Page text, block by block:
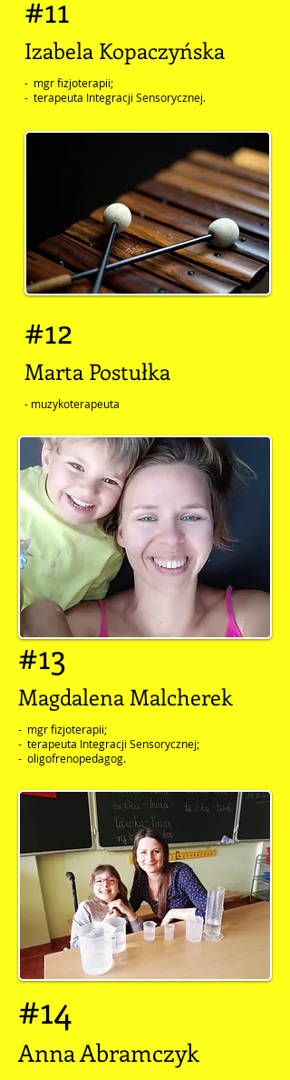
#11
Izabela Kopaczyńska
- mgr fizjoterapii;
- terapeuta Integracji Sensorycznej.
#12
Marta Postułka
- muzykoterapeuta
#13
Magdalena Malcherek
- mgr fizjoterapii;
- terapeuta Integracji Sensorycznej;
- oligofrenopedagog.
#14
Anna Abramczyk